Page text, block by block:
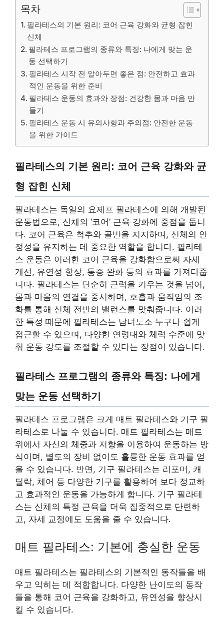
목차
필라테스의 기본 원리: 코어 근육 강화와 균형 잡힌
신체
필라테스 프로그램의 종류와 특징: 나에게 맞는 운
동 선택하기
필라테스 시작 전 알아두면 좋은 점: 안전하고 효과
적인 운동을 위한 준비
필라테스 운동의 효과와 장점: 건강한 몸과 마음 만
들기
필라테스 운동 시 유의사항과 주의점: 안전한 운동
을 위한 가이드
필라테스의 기본 원리: 코어 근육 강화와 균
형 잡힌 신체
필라테스는 독일의 요제프 필라테스에 의해 개발된
운동법으로, 신체의 ‘코어’ 근육 강화에 중점을 둡니
다. 코어 근육은 척추와 골반을 지지하며, 신체의 안
정성을 유지하는 데 중요한 역할을 합니다. 필라테
스 운동은 이러한 코어 근육을 강화함으로써 자세
개선, 유연성 향상, 통증 완화 등의 효과를 가져다줍
니다. 필라테스는 단순히 근력을 키우는 것을 넘어,
몸과 마음의 연결을 중시하며, 호흡과 움직임의 조
화를 통해 신체 전반의 밸런스를 맞춰줍니다. 이러
한 특성 때문에 필라테스는 남녀노소 누구나 쉽게
접근할 수 있으며, 다양한 연령대와 체력 수준에 맞
춰 운동 강도를 조절할 수 있다는 장점이 있습니다.
필라테스 프로그램의 종류와 특징: 나에게
맞는 운동 선택하기
필라테스 프로그램은 크게 매트 필라테스와 기구 필
라테스로 나눌 수 있습니다. 매트 필라테스는 매트
위에서 자신의 체중과 저항을 이용하여 운동하는 방
식이며, 별도의 장비 없이도 훌륭한 운동 효과를 얻
을 수 있습니다. 반면, 기구 필라테스는 리포머, 캐
딜락, 체어 등 다양한 기구를 활용하여 보다 정교하
고 효과적인 운동을 가능하게 합니다. 기구 필라테
스는 신체의 특정 근육을 더욱 집중적으로 단련하
고, 자세 교정에도 도움을 줄 수 있습니다.
매트 필라테스: 기본에 충실한 운동
매트 필라테스는 필라테스의 기본적인 동작들을 배
우고 익히는 데 적합합니다. 다양한 난이도의 동작
들을 통해 코어 근육을 강화하고, 유연성을 향상시
킬 수 있습니다.